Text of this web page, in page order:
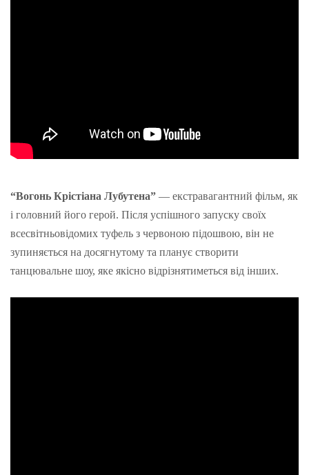
“Вогонь Крістіана Лубутена” — екстравагантний фільм, як
і головний його герой. Після успішного запуску своїх
всесвітньовідомих туфель з червоною підошвою, він не
зупиняється на досягнутому та планує створити
танцювальне шоу, яке якісно відрізнятиметься від інших.